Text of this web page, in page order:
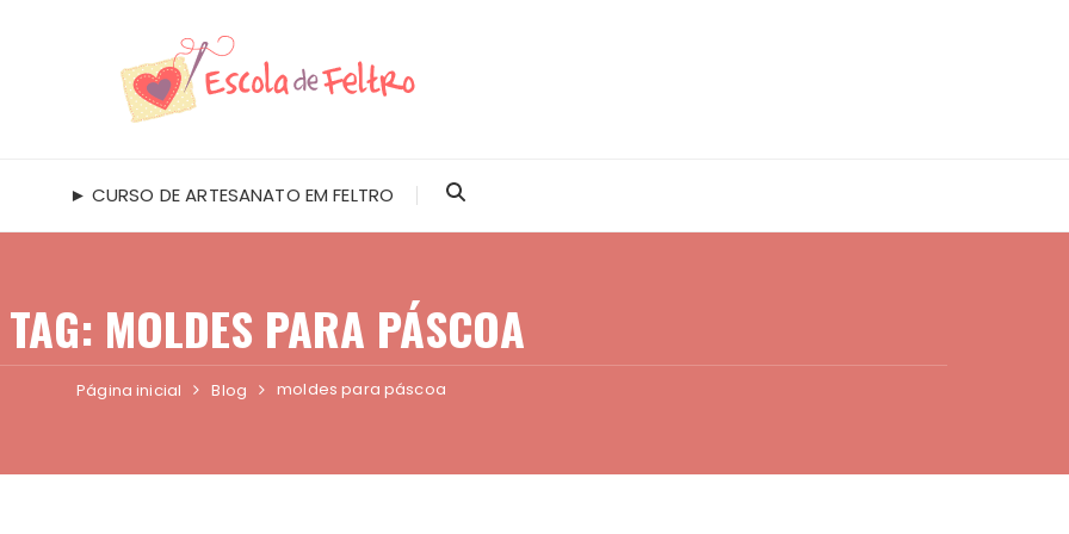
► CURSO DE ARTESANATO EM FELTRO
TAG: MOLDES PARA PÁSCOA
Página inicial Blog moldes para páscoa